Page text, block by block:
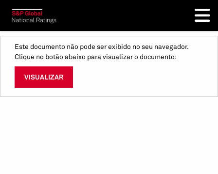
Este documento não pode ser exibido no seu navegador.
Clique no botão abaixo para visualizar o documento:
VISUALIZAR